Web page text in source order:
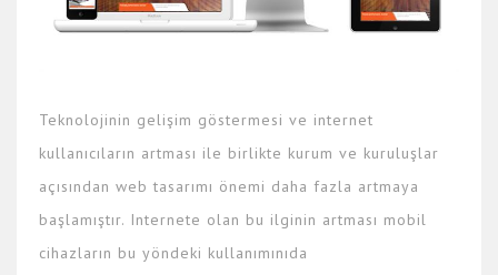
Teknolojinin gelişim göstermesi ve internet
kullanıcıların artması ile birlikte kurum ve kuruluşlar
açısından web tasarımı önemi daha fazla artmaya
başlamıştır. Internete olan bu ilginin artması mobil
cihazların bu yöndeki kullanımınıda